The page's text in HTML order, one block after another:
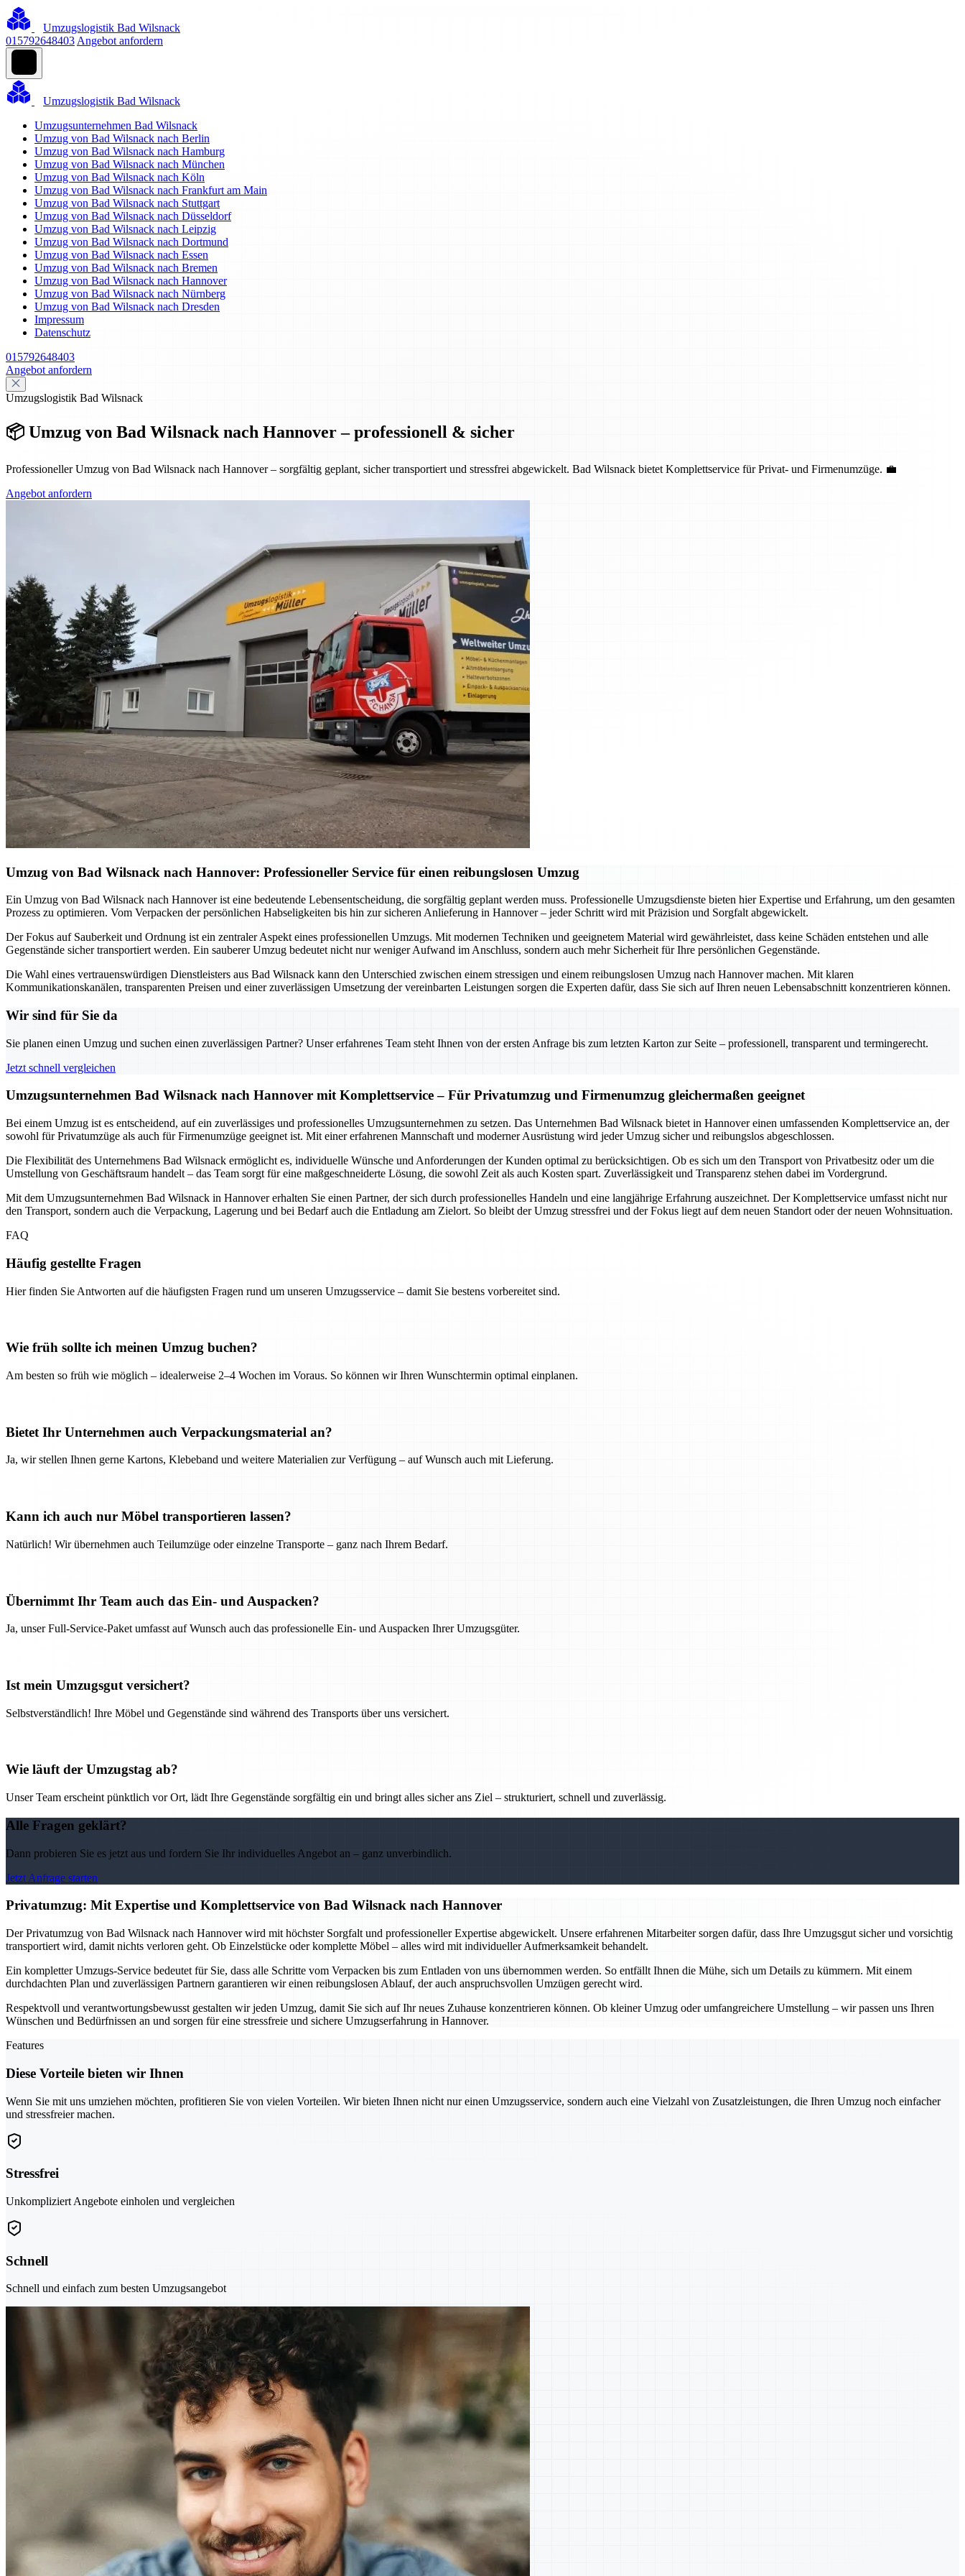
Umzugslogistik Bad Wilsnack
015792648403 Angebot anfordern
Umzugslogistik Bad Wilsnack
Umzugsunternehmen Bad Wilsnack
Umzug von Bad Wilsnack nach Berlin
Umzug von Bad Wilsnack nach Hamburg
Umzug von Bad Wilsnack nach München
Umzug von Bad Wilsnack nach Köln
Umzug von Bad Wilsnack nach Frankfurt am Main
Umzug von Bad Wilsnack nach Stuttgart
Umzug von Bad Wilsnack nach Düsseldorf
Umzug von Bad Wilsnack nach Leipzig
Umzug von Bad Wilsnack nach Dortmund
Umzug von Bad Wilsnack nach Essen
Umzug von Bad Wilsnack nach Bremen
Umzug von Bad Wilsnack nach Hannover
Umzug von Bad Wilsnack nach Nürnberg
Umzug von Bad Wilsnack nach Dresden
Impressum
Datenschutz
015792648403
Angebot anfordern
Umzugslogistik Bad Wilsnack
📦 Umzug von Bad Wilsnack nach Hannover – professionell & sicher
Professioneller Umzug von Bad Wilsnack nach Hannover – sorgfältig geplant, sicher transportiert und stressfrei abgewickelt. Bad Wilsnack bietet Komplettservice für Privat- und Firmenumzüge. 💼
Angebot anfordern
Umzug von Bad Wilsnack nach Hannover: Professioneller Service für einen reibungslosen Umzug
Ein Umzug von Bad Wilsnack nach Hannover ist eine bedeutende Lebensentscheidung, die sorgfältig geplant werden muss. Professionelle Umzugsdienste bieten hier Expertise und Erfahrung, um den gesamten
Prozess zu optimieren. Vom Verpacken der persönlichen Habseligkeiten bis hin zur sicheren Anlieferung in Hannover – jeder Schritt wird mit Präzision und Sorgfalt abgewickelt.
Der Fokus auf Sauberkeit und Ordnung ist ein zentraler Aspekt eines professionellen Umzugs. Mit modernen Techniken und geeignetem Material wird gewährleistet, dass keine Schäden entstehen und alle
Gegenstände sicher transportiert werden. Ein sauberer Umzug bedeutet nicht nur weniger Aufwand im Anschluss, sondern auch mehr Sicherheit für Ihre persönlichen Gegenstände.
Die Wahl eines vertrauenswürdigen Dienstleisters aus Bad Wilsnack kann den Unterschied zwischen einem stressigen und einem reibungslosen Umzug nach Hannover machen. Mit klaren
Kommunikationskanälen, transparenten Preisen und einer zuverlässigen Umsetzung der vereinbarten Leistungen sorgen die Experten dafür, dass Sie sich auf Ihren neuen Lebensabschnitt konzentrieren können.
Wir sind für Sie da
Sie planen einen Umzug und suchen einen zuverlässigen Partner? Unser erfahrenes Team steht Ihnen von der ersten Anfrage bis zum letzten Karton zur Seite – professionell, transparent und termingerecht.
Jetzt schnell vergleichen
Umzugsunternehmen Bad Wilsnack nach Hannover mit Komplettservice – Für Privatumzug und Firmenumzug gleichermaßen geeignet
Bei einem Umzug ist es entscheidend, auf ein zuverlässiges und professionelles Umzugsunternehmen zu setzen. Das Unternehmen Bad Wilsnack bietet in Hannover einen umfassenden Komplettservice an, der
sowohl für Privatumzüge als auch für Firmenumzüge geeignet ist. Mit einer erfahrenen Mannschaft und moderner Ausrüstung wird jeder Umzug sicher und reibungslos abgeschlossen.
Die Flexibilität des Unternehmens Bad Wilsnack ermöglicht es, individuelle Wünsche und Anforderungen der Kunden optimal zu berücksichtigen. Ob es sich um den Transport von Privatbesitz oder um die
Umstellung von Geschäftsraum handelt – das Team sorgt für eine maßgeschneiderte Lösung, die sowohl Zeit als auch Kosten spart. Zuverlässigkeit und Transparenz stehen dabei im Vordergrund.
Mit dem Umzugsunternehmen Bad Wilsnack in Hannover erhalten Sie einen Partner, der sich durch professionelles Handeln und eine langjährige Erfahrung auszeichnet. Der Komplettservice umfasst nicht nur
den Transport, sondern auch die Verpackung, Lagerung und bei Bedarf auch die Entladung am Zielort. So bleibt der Umzug stressfrei und der Fokus liegt auf dem neuen Standort oder der neuen Wohnsituation.
FAQ
Häufig gestellte Fragen
Hier finden Sie Antworten auf die häufigsten Fragen rund um unseren Umzugsservice – damit Sie bestens vorbereitet sind.
Wie früh sollte ich meinen Umzug buchen?
Am besten so früh wie möglich – idealerweise 2–4 Wochen im Voraus. So können wir Ihren Wunschtermin optimal einplanen.
Bietet Ihr Unternehmen auch Verpackungsmaterial an?
Ja, wir stellen Ihnen gerne Kartons, Klebeband und weitere Materialien zur Verfügung – auf Wunsch auch mit Lieferung.
Kann ich auch nur Möbel transportieren lassen?
Natürlich! Wir übernehmen auch Teilumzüge oder einzelne Transporte – ganz nach Ihrem Bedarf.
Übernimmt Ihr Team auch das Ein- und Auspacken?
Ja, unser Full-Service-Paket umfasst auf Wunsch auch das professionelle Ein- und Auspacken Ihrer Umzugsgüter.
Ist mein Umzugsgut versichert?
Selbstverständlich! Ihre Möbel und Gegenstände sind während des Transports über uns versichert.
Wie läuft der Umzugstag ab?
Unser Team erscheint pünktlich vor Ort, lädt Ihre Gegenstände sorgfältig ein und bringt alles sicher ans Ziel – strukturiert, schnell und zuverlässig.
Alle Fragen geklärt?
Dann probieren Sie es jetzt aus und fordern Sie Ihr individuelles Angebot an – ganz unverbindlich.
Jetzt Anfrage starten
Privatumzug: Mit Expertise und Komplettservice von Bad Wilsnack nach Hannover
Der Privatumzug von Bad Wilsnack nach Hannover wird mit höchster Sorgfalt und professioneller Expertise abgewickelt. Unsere erfahrenen Mitarbeiter sorgen dafür, dass Ihre Umzugsgut sicher und vorsichtig
transportiert wird, damit nichts verloren geht. Ob Einzelstücke oder komplette Möbel – alles wird mit individueller Aufmerksamkeit behandelt.
Ein kompletter Umzugs-Service bedeutet für Sie, dass alle Schritte vom Verpacken bis zum Entladen von uns übernommen werden. So entfällt Ihnen die Mühe, sich um Details zu kümmern. Mit einem
durchdachten Plan und zuverlässigen Partnern garantieren wir einen reibungslosen Ablauf, der auch anspruchsvollen Umzügen gerecht wird.
Respektvoll und verantwortungsbewusst gestalten wir jeden Umzug, damit Sie sich auf Ihr neues Zuhause konzentrieren können. Ob kleiner Umzug oder umfangreichere Umstellung – wir passen uns Ihren
Wünschen und Bedürfnissen an und sorgen für eine stressfreie und sichere Umzugserfahrung in Hannover.
Features
Diese Vorteile bieten wir Ihnen
Wenn Sie mit uns umziehen möchten, profitieren Sie von vielen Vorteilen. Wir bieten Ihnen nicht nur einen Umzugsservice, sondern auch eine Vielzahl von Zusatzleistungen, die Ihren Umzug noch einfacher
und stressfreier machen.
Stressfrei
Unkompliziert Angebote einholen und vergleichen
Schnell
Schnell und einfach zum besten Umzugsangebot